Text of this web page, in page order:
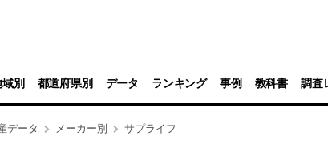
域別 都道府県別 データ ランキング 事例 教科書 調査
データ メーカー別 サプライフ